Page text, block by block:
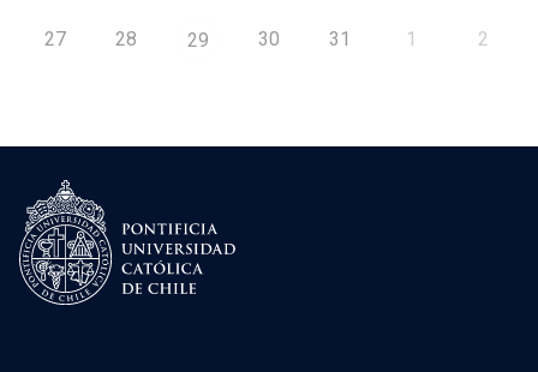
27 28 29 30 31 1 2